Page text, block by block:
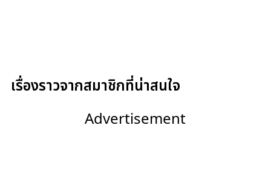
เรื่องราวจากสมาชิกที่น่าสนใจ
Advertisement